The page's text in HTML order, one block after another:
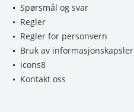
Spørsmål og svar
Regler
Regler for personvern
Bruk av informasjonskapsler
icons8
Kontakt oss